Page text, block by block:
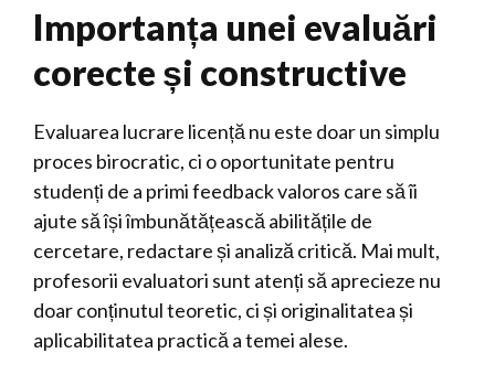
Importanța unei evaluări
corecte și constructive
Evaluarea lucrare licență nu este doar un simplu
proces birocratic, ci o oportunitate pentru
studenți de a primi feedback valoros care să îi
ajute să își îmbunătățească abilitățile de
cercetare, redactare și analiză critică. Mai mult,
profesorii evaluatori sunt atenți să aprecieze nu
doar conținutul teoretic, ci și originalitatea și
aplicabilitatea practică a temei alese.